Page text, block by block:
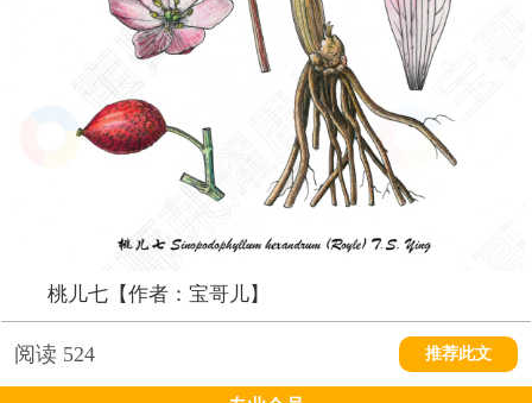
桃儿七【作者：宝哥儿】
阅读 524 推荐此文